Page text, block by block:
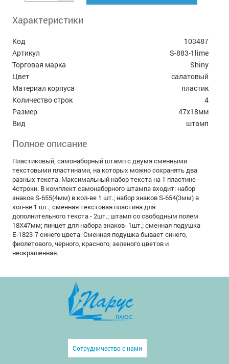
Характеристики
Код
103487
Артикул
S-883-1lime
Торговая марка
Shiny
Цвет
салатовый
Материал корпуса
пластик
Количество строк
4
Размер
47х18мм
Вид
штамп
Полное описание
Пластиковый, самонаборный штамп с двумя сменными
текстовыми пластинами, на которых можно сохранять два
разных текста. Максимальный набор текста на 1 пластине -
4строки. В комплект самонаборного штампа входит: набор
знаков S-655(4мм) в кол-ве 1 шт.; набор знаков S-654(3мм) в
кол-ве 1 шт.; сменная текстовая пластина для
дополнительного текста - 2шт.; штамп со свободным полем
18Х47мм; пинцет для набора знаков- 1шт.; сменная подушка
Е-1823-7 синего цвета. Сменная подушка бывает синего,
фиолетового, черного, красного, зеленого цветов и
неокрашенная.
Сотрудничество с нами